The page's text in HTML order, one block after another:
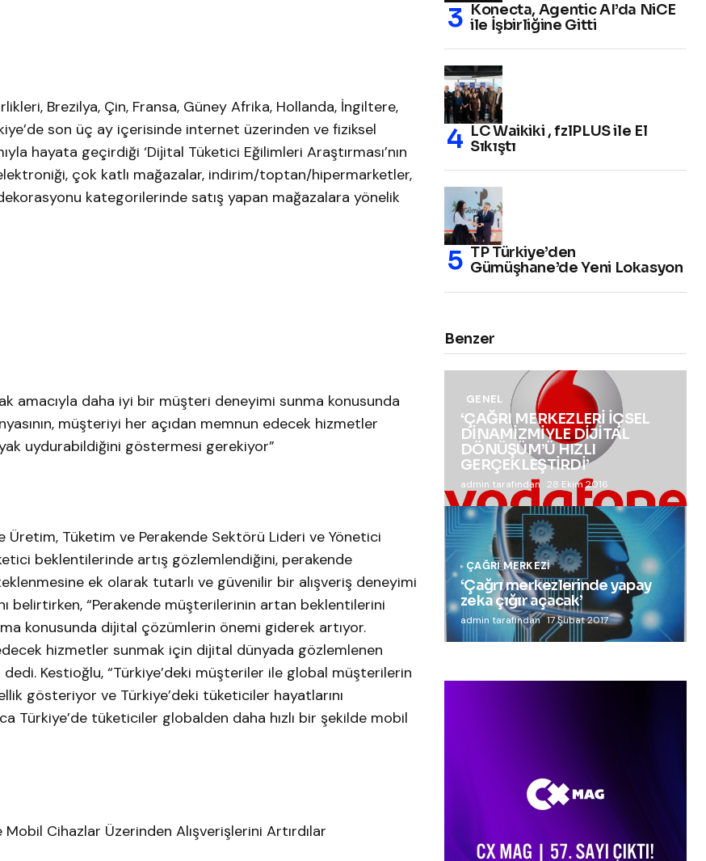
Brezilya, Çin, Fransa, Güney Afrika, Hollanda, İngiltere,
son üç ay içerisinde internet üzerinden ve fiziksel
hayata geçirdiği ‘Dijital Tüketici Eğilimleri Araştırması’nın
çok katlı mağazalar, indirim/toptan/hipermarketler,
kategorilerinde satış yapan mağazalara yönelik
amacıyla daha iyi bir müşteri deneyimi sunma konusunda
müşteriyi her açıdan memnun edecek hizmetler
uydurabildiğini göstermesi gerekiyor”
Tüketim ve Perakende Sektörü Lideri ve Yönetici
beklentilerinde artış gözlemlendiğini, perakende
ek olarak tutarlı ve güvenilir bir alışveriş deneyimi
belirtirken, “Perakende müşterilerinin artan beklentilerini
konusunda dijital çözümlerin önemi giderek artıyor.
hizmetler sunmak için dijital dünyada gözlemlenen
Kestioğlu, “Türkiye’deki müşteriler ile global müşterilerin
gösteriyor ve Türkiye’deki tüketiciler hayatlarını
Türkiye’de tüketiciler globalden daha hızlı bir şekilde mobil
Cihazlar Üzerinden Alışverişlerini Artırdılar
Konecta, Agentic AI’da NiCE
ile İşbirliğine Gitti
LC Waikiki , fzlPLUS ile El
Sıkıştı
TP Türkiye’den
Gümüşhane’de Yeni Lokasyon
Benzer
GENEL
‘ÇAĞRI MERKEZLERİ İÇSEL
DİNAMİZMİYLE DİJİTAL
DÖNÜŞÜM’Ü HIZLI
GERÇEKLEŞTİRDİ’
admin tarafından 28 Ekim 2016
ÇAĞRI MERKEZI
‘Çağrı merkezlerinde yapay
zeka çığır açacak’
admin tarafından 17 Şubat 2017